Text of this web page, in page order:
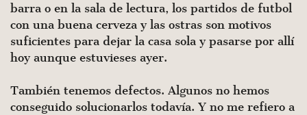
barra o en la sala de lectura, los partidos de futbol
con una buena cerveza y las ostras son motivos
suficientes para dejar la casa sola y pasarse por allí
hoy aunque estuvieses ayer.
También tenemos defectos. Algunos no hemos
conseguido solucionarlos todavía. Y no me refiero a